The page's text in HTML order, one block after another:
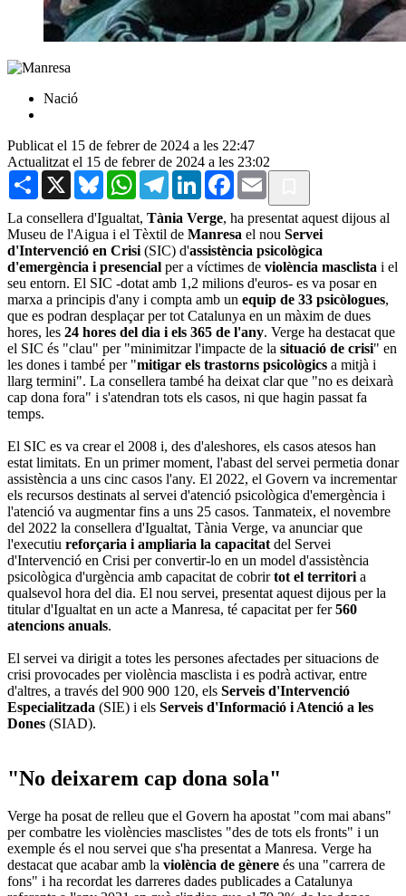
Nació
Publicat el 15 de febrer de 2024 a les 22:47
Actualitzat el 15 de febrer de 2024 a les 23:02
Share X BlueskyWhatsAppTelegramLinkedInFacebook
Email
La consellera d'Igualtat, Tània Verge, ha presentat aquest dijous al
Museu de l'Aigua i el Tèxtil de Manresa el nou Servei
d'Intervenció en Crisi (SIC) d'assistència psicològica
d'emergència i presencial per a víctimes de violència masclista i el
seu entorn. El SIC -dotat amb 1,2 milions d'euros- es va posar en
marxa a principis d'any i compta amb un equip de 33 psicòlogues,
que es podran desplaçar per tot Catalunya en un màxim de dues
hores, les 24 hores del dia i els 365 de l'any. Verge ha destacat que
el SIC és "clau" per "minimitzar l'impacte de la situació de crisi" en
les dones i també per "mitigar els trastorns psicològics a mitjà i
llarg termini". La consellera també ha deixat clar que "no es deixarà
cap dona fora" i s'atendran tots els casos, ni que hagin passat fa
temps.
El SIC es va crear el 2008 i, des d'aleshores, els casos atesos han
estat limitats. En un primer moment, l'abast del servei permetia donar
assistència a uns cinc casos l'any. El 2022, el Govern va incrementar
els recursos destinats al servei d'atenció psicològica d'emergència i
l'atenció va augmentar fins a uns 25 casos. Tanmateix, el novembre
del 2022 la consellera d'Igualtat, Tània Verge, va anunciar que
l'executiu reforçaria i ampliaria la capacitat del Servei
d'Intervenció en Crisi per convertir-lo en un model d'assistència
psicològica d'urgència amb capacitat de cobrirtot el territori a
qualsevol hora del dia. El nou servei, presentat aquest dijous per la
titular d'Igualtat en un acte a Manresa, té capacitat per fer560
atencions anuals.
El servei va dirigit a totes les persones afectades per situacions de
crisi provocades per violència masclista i es podrà activar, entre
d'altres, a través del 900 900 120, els Serveis d'Intervenció
Especialitzada (SIE) i els Serveis d'Informació i Atenció a les
Dones (SIAD).
"No deixarem cap dona sola"
Verge ha posat de relleu que el Govern ha apostat "com mai abans"
per combatre les violències masclistes "des de tots els fronts" i un
exemple és el nou servei que s'ha presentat a Manresa. Verge ha
destacat que acabar amb la violència de gènere és una "carrera de
fons" i ha recordat les darreres dades publicades a Catalunya